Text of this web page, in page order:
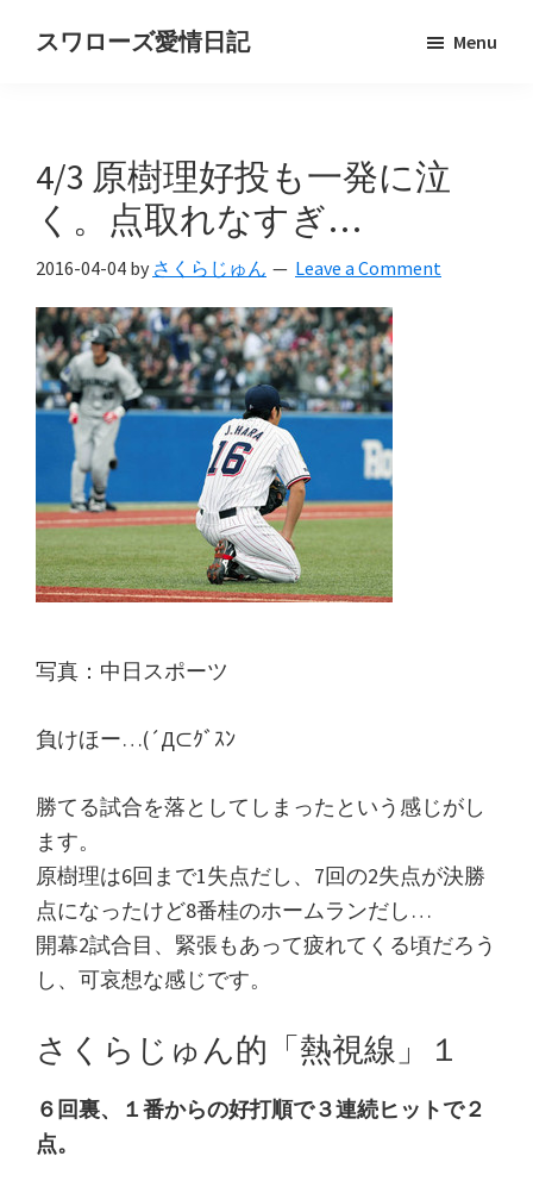
スワローズ愛情日記
ト
ス
ワ
ロ
ー
ズ
好
き
独
り
言
記
Menu
4/3 原樹理好投も一発に泣
く。点取れなすぎ…
2016-04-04 by さくらじゅん Leave a Comment
写真：中日スポーツ
負けほー…(´Д⊂ｸﾞｽﾝ
勝てる試合を落としてしまったという感じがし
ます。
原樹理は6回まで1失点だし、7回の2失点が決勝
点になったけど8番桂のホームランだし…
開幕2試合目、緊張もあって疲れてくる頃だろう
し、可哀想な感じです。
さくらじゅん的「熱視線」１
６回裏、１番からの好打順で３連続ヒットで２
点。